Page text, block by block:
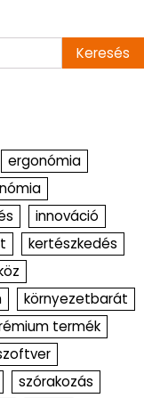
ergonómia
innováció
kertészkedés
környezetbarát
termék
szórakozás